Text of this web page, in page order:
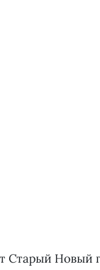
Старый Новый